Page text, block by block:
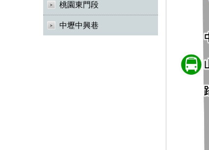
桃園東門段
中壢中興巷